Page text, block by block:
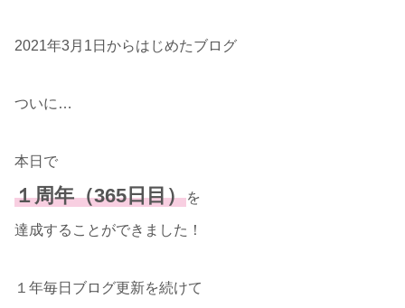
2021年3月1日からはじめたブログ
ついに…
本日で
１周年（365日目）を
達成することができました！
１年毎日ブログ更新を続けて